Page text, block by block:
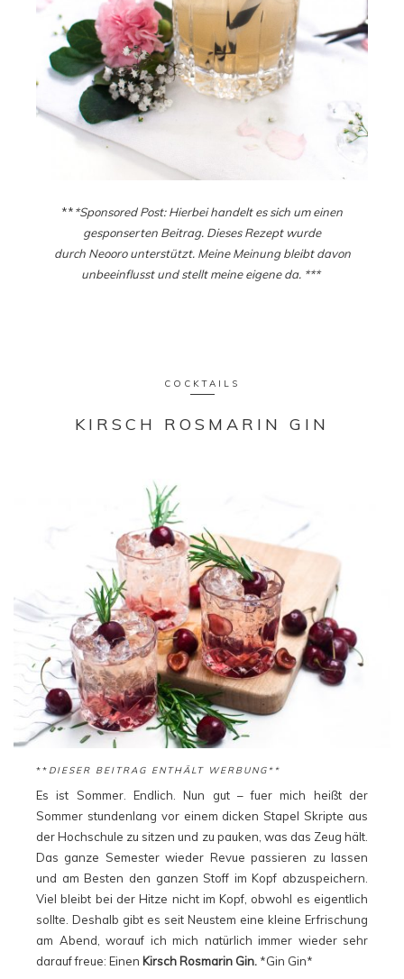
***Sponsored Post: Hierbei handelt es sich um einen
gesponserten Beitrag. Dieses Rezept wurde
durch Neooro unterstützt. Meine Meinung bleibt davon
unbeeinflusst und stellt meine eigene da. ***
COCKTAILS
KIRSCH ROSMARIN GIN
** DIESER BEITRAG ENTHÄLT WERBUNG**
Es ist Sommer. Endlich. Nun gut – fuer mich heißt der
Sommer stundenlang vor einem dicken Stapel Skripte aus
der Hochschule zu sitzen und zu pauken, was das Zeug hält.
Das ganze Semester wieder Revue passieren zu lassen
und am Besten den ganzen Stoff im Kopf abzuspeichern.
Viel bleibt bei der Hitze nicht im Kopf, obwohl es eigentlich
sollte. Deshalb gibt es seit Neustem eine kleine Erfrischung
am Abend, worauf ich mich natürlich immer wieder sehr
darauf freue: Einen Kirsch Rosmarin Gin. *Gin Gin*